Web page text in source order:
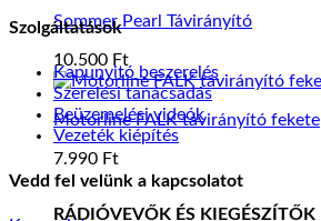
Sommer Pearl Távirányító
10.500 Ft
Motorline FALK távirányító fekete
7.990 Ft
RÁDIÓVEVŐK ÉS KIEGÉSZÍTŐK
Szolgáltatások
Kapunyitó beszerelés
Szerelési tanácsadás
Beüzemelési videók
Vezeték kiépítés
Vedd fel velünk a kapcsolatot